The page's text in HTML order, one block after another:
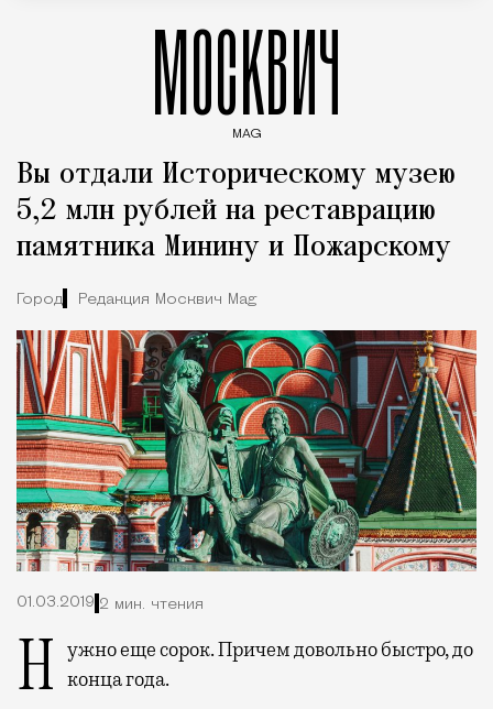
МОСКВИЧ
MAG
Вы отдали Историческому музею
5,2 млн рублей на реставрацию
памятника Минину и Пожарскому
Город Редакция Москвич Mag
01.03.2019 2 мин. чтения
Нужно еще сорок. Причем довольно быстро, до конца года.